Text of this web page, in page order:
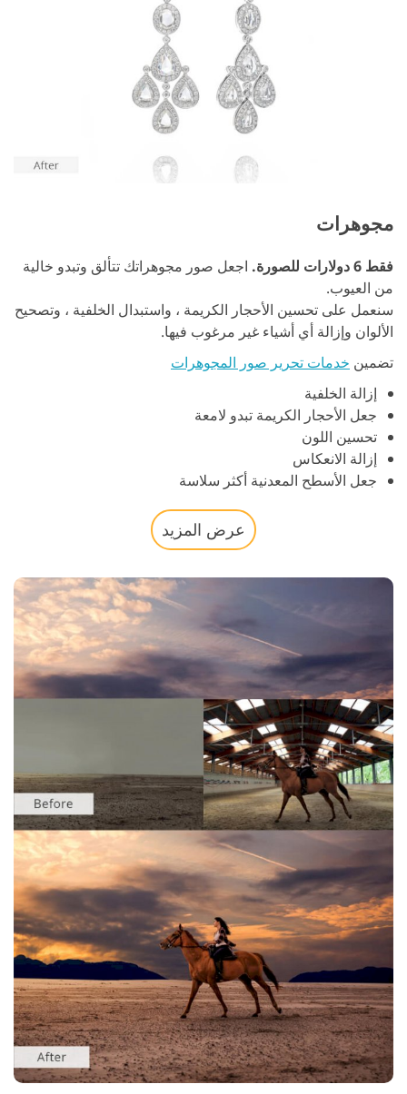
مجوهرات
فقط 6 دولارات للصورة.
اجعل صور مجوهراتك تتألق وتبدو خالية
من العيوب.
سنعمل على تحسين الأحجار الكريمة ، واستبدال الخلفية ، وتصحيح
الألوان وإزالة أي أشياء غير مرغوب فيها.
تضمين خدمات تحرير صور المجوهرات
إزالة الخلفية
جعل الأحجار الكريمة تبدو لامعة
تحسين اللون
إزالة الانعكاس
جعل الأسطح المعدنية أكثر سلاسة
عرض المزيد